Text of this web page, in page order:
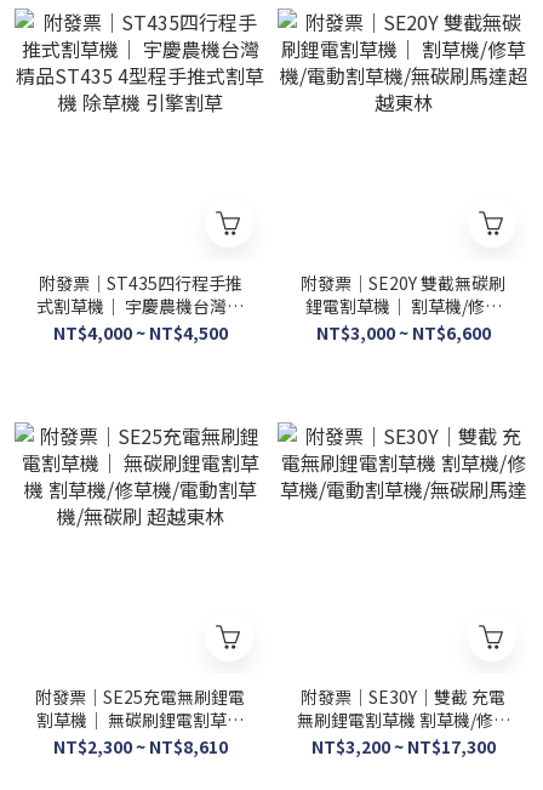
附發票｜ST435四行程手推
式割草機｜ 宇慶農機台灣精
品ST435 4型程手推式割草
NT$4,000 ~ NT$4,500
附發票｜SE20Y 雙截無碳刷
鋰電割草機｜ 割草機/修草
機/電動割草機/無碳刷馬達
NT$3,000 ~ NT$6,600
附發票｜SE25充電無刷鋰電
割草機｜ 無碳刷鋰電割草機
割草機/修草機/電動割草機/
NT$2,300 ~ NT$8,610
附發票｜SE30Y｜雙截 充電
無刷鋰電割草機 割草機/修草
機/電動割草機/無碳刷馬達
NT$3,200 ~ NT$17,300